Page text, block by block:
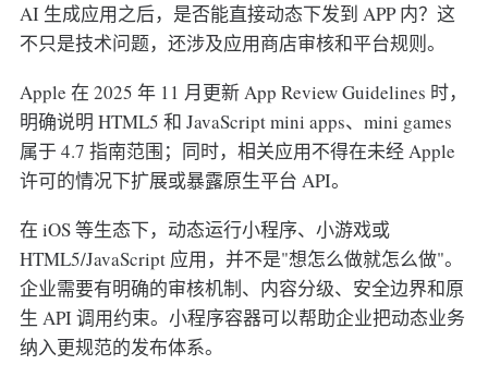
AI 生成应用之后，是否能直接动态下发到 APP 内？这
不只是技术问题，还涉及应用商店审核和平台规则。
Apple 在 2025 年 11 月更新 App Review Guidelines 时，
明确说明 HTML5 和 JavaScript mini apps、mini games
属于 4.7 指南范围；同时，相关应用不得在未经 Apple
许可的情况下扩展或暴露原生平台 API。
在 iOS 等生态下，动态运行小程序、小游戏或
HTML5/JavaScript 应用，并不是"想怎么做就怎么做"。
企业需要有明确的审核机制、内容分级、安全边界和原
生 API 调用约束。小程序容器可以帮助企业把动态业务
纳入更规范的发布体系。